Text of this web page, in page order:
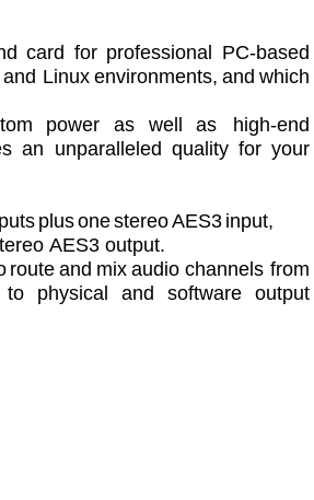
card for professional PC-based
Linux environments, and which
power as well as high-end
an unparalleled quality foryour
plusonestereoAES3input,
AES3 output.
routeand mix audiochannels from
to physical and softwareoutput